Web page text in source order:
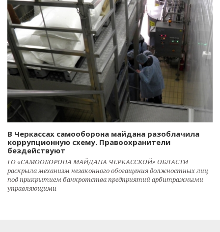
В Черкассах самооборона майдана разоблачила
коррупционную схему. Правоохранители
бездействуют
ГО «САМООБОРОНА МАЙДАНА ЧЕРКАССКОЙ» ОБЛАСТИ
раскрыла механизм незаконного обогащения должностных лиц
под прикрытием банкротства предприятий арбитражными
управляющими